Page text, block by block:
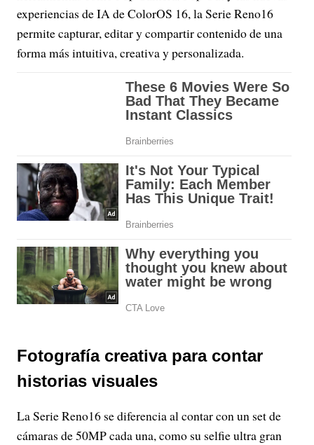
experiencias de IA de ColorOS 16, la Serie Reno16
permite capturar, editar y compartir contenido de una
forma más intuitiva, creativa y personalizada.
Fotografía creativa para contar
historias visuales
La Serie Reno16 se diferencia al contar con un set de
cámaras de 50MP cada una, como su selfie ultra gran